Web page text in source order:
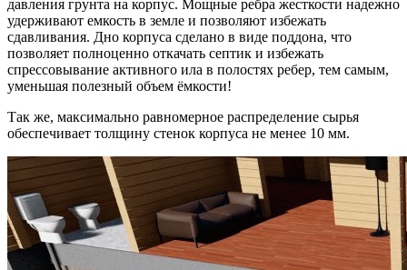
давления грунта на корпус. Мощные ребра жесткости надежно
удерживают емкость в земле и позволяют избежать
сдавливания. Дно корпуса сделано в виде поддона, что
позволяет полноценно откачать септик и избежать
спрессовывание активного ила в полостях ребер, тем самым,
уменьшая полезный объем ёмкости!
Так же, максимально равномерное распределение сырья
обеспечивает толщину стенок корпуса не менее 10 мм.